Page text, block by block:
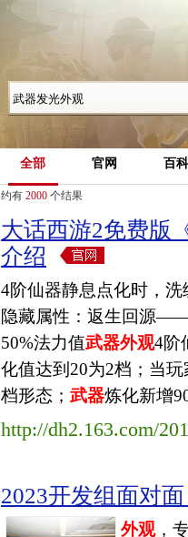
全部 官网 百
约有 2000 个结果
大话西游2免费版
介绍
4阶仙器静息点化时，
隐藏属性：返生回源
50%法力值武器外观4阶
化值达到20为2档；当
档形态； 武器炼化新增
http://dh2.163.com/
2023开发组面对
外观，